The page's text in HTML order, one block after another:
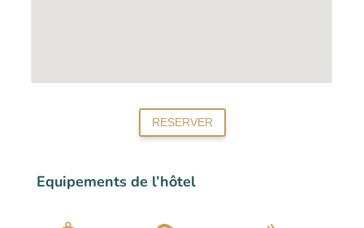
RESERVER
Equipements de l’hôtel